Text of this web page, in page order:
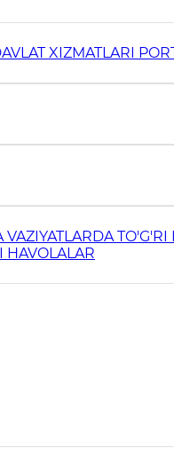
XIZMATLARI
TO'G'RI
HAVOLALAR